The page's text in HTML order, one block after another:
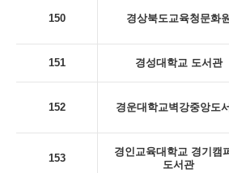
150 경상북도교육청문화
151 경성대학교 도서관
152 경운대학교벽강중앙도
153
경인교육대학교 경기캠
도서관